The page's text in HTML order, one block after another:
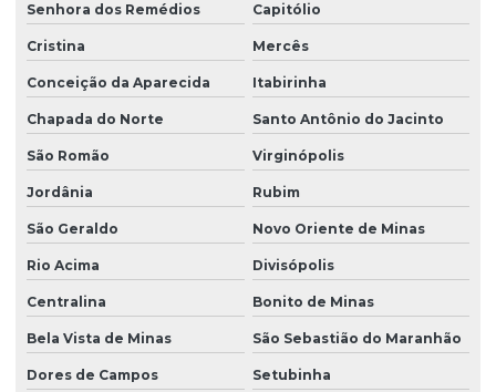
Senhora dos Remédios Capitólio
Cristina Mercês
Conceição da Aparecida Itabirinha
Chapada do Norte Santo Antônio do Jacinto
São Romão Virginópolis
Jordânia Rubim
São Geraldo Novo Oriente de Minas
Rio Acima Divisópolis
Centralina Bonito de Minas
Bela Vista de Minas São Sebastião do Maranhão
Dores de Campos Setubinha